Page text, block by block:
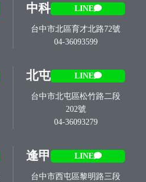
中科 LINE
台中市北區育才北路72號
04-36093599
北屯 LINE
台中市北屯區松竹路二段
202號
04-36093279
逢甲 LINE
台中市西屯區黎明路三段